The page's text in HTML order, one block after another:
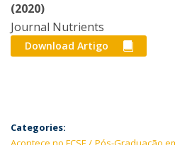
(2020)
Journal Nutrients
Download Artigo
Categories: